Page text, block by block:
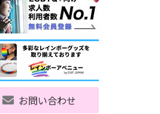
お問い合わせ